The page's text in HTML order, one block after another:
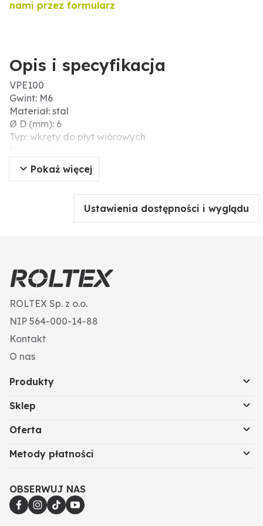
nami przez formularz
Opis i specyfikacja
VPE100
Gwint: M6
Materiał: stal
Ø D (mm): 6
Typ: wkręty do płyt wiórowych
Długość (mm): 60
Łeb: łeb stożkowy z wgłębieniem krzyżowym
Pokaż więcej
Ustawienia dostępności i wyglądu
ROLTEX Sp. z o.o.
NIP 564-000-14-88
Kontakt
O nas
Produkty
Sklep
Oferta
Metody płatności
OBSERWUJ NAS